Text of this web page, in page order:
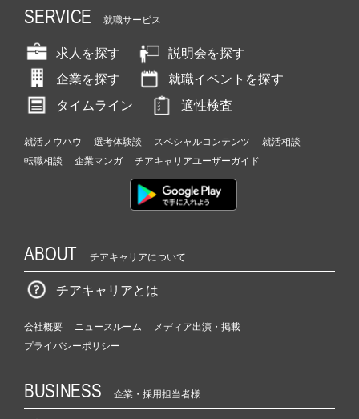
SERVICE 就職サービス
求人を探す
説明会を探す
企業を探す
就職イベントを探す
タイムライン
適性検査
就活ノウハウ 選考体験談 スペシャルコンテンツ
就活相談
転職相談
企業マンガ チアキャリアユーザーガイド
ABOUT チアキャリアについて
チアキャリアとは
会社概要 ニュースルーム
メディア出演・掲載
プライバシーポリシー
BUSINESS 企業・採用担当者様